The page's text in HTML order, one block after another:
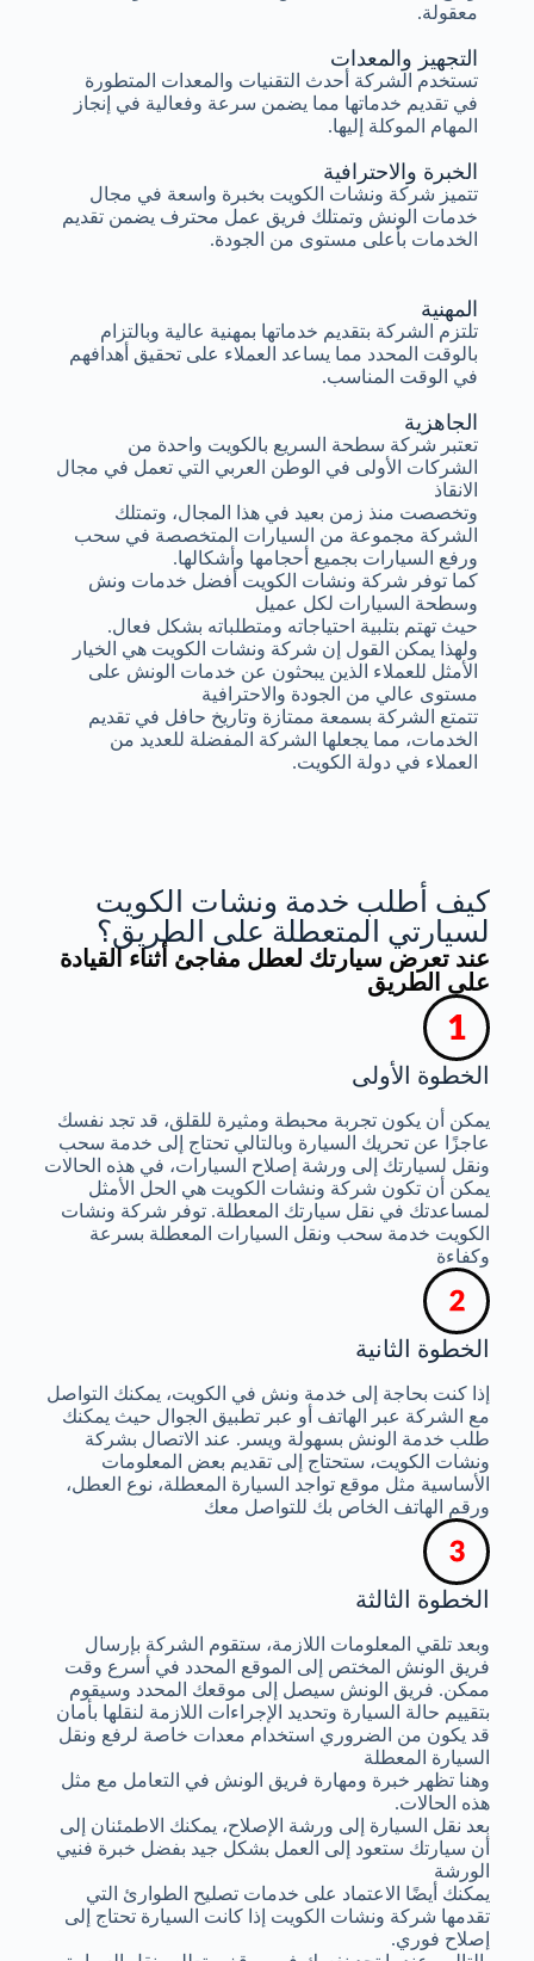
الخبرة والاحترافية
تتميز شركة ونشات الكويت بخبرة واسعة في مجال
خدمات الونش وتمتلك فريق عمل محترف يضمن تقديم
الخدمات بأعلى مستوى من الجودة.
التجهيز والمعدات
تستخدم الشركة أحدث التقنيات والمعدات المتطورة
في تقديم خدماتها مما يضمن سرعة وفعالية في إنجاز
المهام الموكلة إليها.
معقولة.
المهنية
تلتزم الشركة بتقديم خدماتها بمهنية عالية وبالتزام
بالوقت المحدد مما يساعد العملاء على تحقيق أهدافهم
في الوقت المناسب.
الجاهزية
تعتبر شركة سطحة السريع بالكويت واحدة من
الشركات الأولى في الوطن العربي التي تعمل في مجال
الانقاذ
وتخصصت منذ زمن بعيد في هذا المجال، وتمتلك
الشركة مجموعة من السيارات المتخصصة في سحب
ورفع السيارات بجميع أحجامها وأشكالها.
كما توفر شركة ونشات الكويت أفضل خدمات ونش
وسطحة السيارات لكل عميل
حيث تهتم بتلبية احتياجاته ومتطلباته بشكل فعال.
ولهذا يمكن القول إن شركة ونشات الكويت هي الخيار
الأمثل للعملاء الذين يبحثون عن خدمات الونش على
مستوى عالي من الجودة والاحترافية
تتمتع الشركة بسمعة ممتازة وتاريخ حافل في تقديم
الخدمات، مما يجعلها الشركة المفضلة للعديد من
العملاء في دولة الكويت.
كيف أطلب خدمة ونشات الكويت
لسيارتي المتعطلة على الطريق؟
عند تعرض سيارتك لعطل مفاجئ أثناء القيادة
على الطريق
الخطوة الأولى
يمكن أن يكون تجربة محبطة ومثيرة للقلق، قد تجد نفسك
عاجزًا عن تحريك السيارة وبالتالي تحتاج إلى خدمة سحب
ونقل لسيارتك إلى ورشة إصلاح السيارات، في هذه الحالات
يمكن أن تكون شركة ونشات الكويت هي الحل الأمثل
لمساعدتك في نقل سيارتك المعطلة. توفر شركة ونشات
الكويت خدمة سحب ونقل السيارات المعطلة بسرعة
وكفاءة
الخطوة الثانية
إذا كنت بحاجة إلى خدمة ونش في الكويت، يمكنك التواصل
مع الشركة عبر الهاتف أو عبر تطبيق الجوال حيث يمكنك
طلب خدمة الونش بسهولة ويسر. عند الاتصال بشركة
ونشات الكويت، ستحتاج إلى تقديم بعض المعلومات
الأساسية مثل موقع تواجد السيارة المعطلة، نوع العطل،
ورقم الهاتف الخاص بك للتواصل معك
الخطوة الثالثة
وبعد تلقي المعلومات اللازمة، ستقوم الشركة بإرسال
فريق الونش المختص إلى الموقع المحدد في أسرع وقت
ممكن. فريق الونش سيصل إلى موقعك المحدد وسيقوم
بتقييم حالة السيارة وتحديد الإجراءات اللازمة لنقلها بأمان
قد يكون من الضروري استخدام معدات خاصة لرفع ونقل
السيارة المعطلة
وهنا تظهر خبرة ومهارة فريق الونش في التعامل مع مثل
هذه الحالات.
بعد نقل السيارة إلى ورشة الإصلاح، يمكنك الاطمئنان إلى
أن سيارتك ستعود إلى العمل بشكل جيد بفضل خبرة فنيي
الورشة
يمكنك أيضًا الاعتماد على خدمات تصليح الطوارئ التي
تقدمها شركة ونشات الكويت إذا كانت السيارة تحتاج إلى
إصلاح فوري.